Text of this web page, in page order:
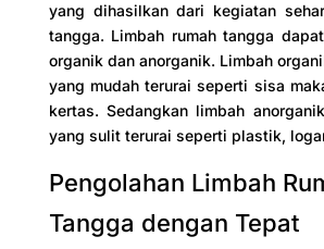
yang dihasilkan dari kegiatan
tangga. Limbah rumah tangga
organik dan anorganik. Limbah
yang mudah terurai seperti sisa
kertas. Sedangkan limbah
yang sulit terurai seperti plastik,
Pengolahan Limbah
Tangga dengan Tepat